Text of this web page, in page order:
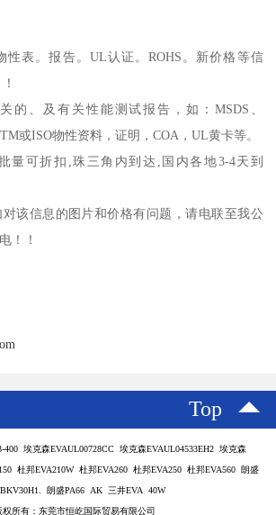
性表。报告。 UL认证。ROHS 。新价格等信
的、及有关性能测试报告，如： MSDS
或ISO物性资料，证明，COA ，UL黄卡等。
量可折扣 珠三角内到达 国内各地3-4天到
该信息的图片和价格有问题，请电联至我公
！！
Top
400 埃克森EVAUL00728CC 埃克森EVAUL04533EH2 埃克森
杜邦EVA210W 杜邦EVA260 杜邦EVA250 杜邦EVA560 朗盛
朗盛PA66 AK 三井EVA 40W
权所有：东莞市恒屹国际贸易有限公司